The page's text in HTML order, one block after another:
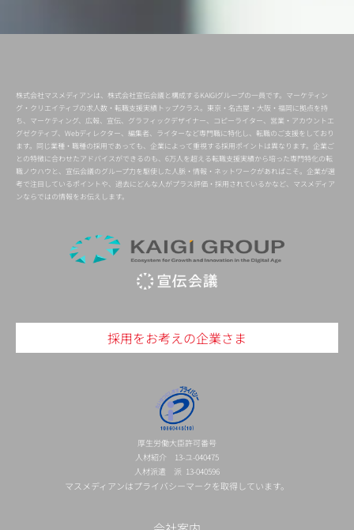
株式会社マスメディアンは、株式会社宣伝会議と構成するKAIGIグループの一員です。マーケティン
グ・クリエイティブの求人数・転職支援実績トップクラス。東京・名古屋・大阪・福岡に拠点を持
ち、マーケティング、広報、宣伝、グラフィックデザイナー、コピーライター、営業・アカウントエ
グゼクティブ、Webディレクター、編集者、ライターなど専門職に特化し、転職のご支援をしており
ます。同じ業種・職種の採用であっても、企業によって重視する採用ポイントは異なります。企業ご
との特徴に合わせたアドバイスができるのも、6万人を超える転職支援実績から培った専門特化の転
職ノウハウと、宣伝会議のグループ力を駆使した人脈・情報・ネットワークがあればこそ。企業が選
考で注目しているポイントや、過去にどんな人がプラス評価・採用されているかなど、マスメディア
ンならではの情報をお伝えします。
採用をお考えの企業さま
厚生労働大臣許可番号
人材紹介 13-ユ-040475
人材派遣 派 13-040596
マスメディアンはプライバシーマークを取得しています。